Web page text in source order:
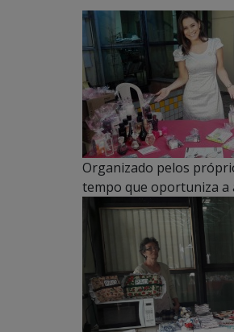
Organizado pelos
tempo que oportuniza a